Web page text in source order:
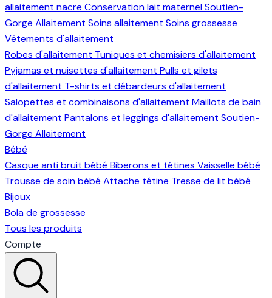
allaitement nacre Conservation lait maternelSoutien-
Gorge Allaitement Soins allaitement Soins grossesse
Vêtements d'allaitement
Robes d'allaitement Tuniques et chemisiers d'allaitement
Pyjamas et nuisettes d'allaitement Pulls et gilets
d'allaitement T-shirts et débardeurs d'allaitement
Salopettes et combinaisons d'allaitement Maillots de bain
d'allaitement Pantalons et leggings d'allaitement Soutien-
Gorge Allaitement
Bébé
Casque anti bruit bébé Biberons et tétines Vaisselle bébé
Trousse de soin bébé Attache tétine Tresse de lit bébé
Bijoux
Bola de grossesse
Tous les produits
Compte